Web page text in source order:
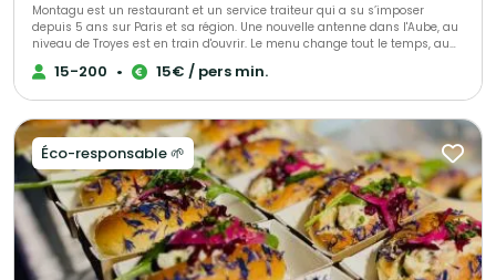
Montagu est un restaurant et un service traiteur qui a su s’imposer
depuis 5 ans sur Paris et sa région. Une nouvelle antenne dans l'Aube, au
niveau de Troyes est en train d'ouvrir. Le menu change tout le temps, au
gré des saisons et des tendances mais surtout au gré de vos envies et de
vos attentes. Que vous soyez amateur de viande ou de poisson,
plateaux repas. Pour déjeuner ou dîner, pour vos événements privés ou
professionnels, faites nous confiance
15-200 • 15€ / pers min.
Éco-responsable 🌱